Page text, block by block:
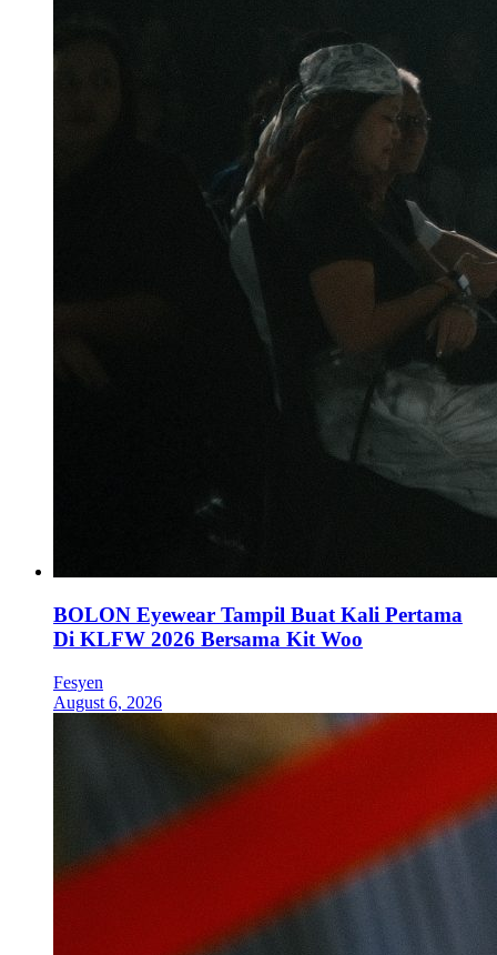
BOLON Eyewear Tampil Buat Kali Pertama
Di KLFW 2026 Bersama Kit Woo
Fesyen
August 6, 2026